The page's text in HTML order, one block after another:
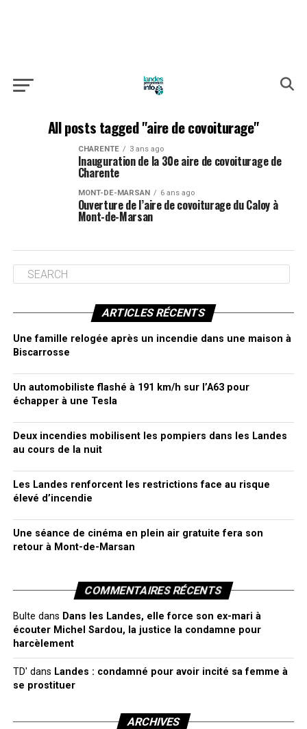
All posts tagged "aire de covoiturage"
CHARENTE 3 ans ago
Inauguration de la 30e aire de covoiturage de
Charente
MONT-DE-MARSAN 6 ans ago
Ouverture de l’aire de covoiturage du Caloy à
Mont-de-Marsan
ARTICLES RÉCENTS
Une famille relogée après un incendie dans une maison à
Biscarrosse
Un automobiliste flashé à 191 km/h sur l’A63 pour
échapper à une Tesla
Deux incendies mobilisent les pompiers dans les Landes
au cours de la nuit
Les Landes renforcent les restrictions face au risque
élevé d’incendie
Une séance de cinéma en plein air gratuite fera son
retour à Mont-de-Marsan
COMMENTAIRES RÉCENTS
Bulte dans Dans les Landes, elle force son ex-mari à
écouter Michel Sardou, la justice la condamne pour
harcèlement
TD' dans Landes : condamné pour avoir incité sa femme à
se prostituer
ARCHIVES